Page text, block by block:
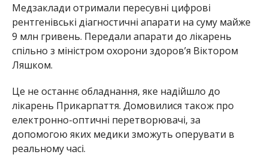
Медзаклади отримали пересувні цифрові
рентгенівські діагностичні апарати на суму майже
9 млн гривень. Передали апарати до лікарень
спільно з міністром охорони здоров’я Віктором
Ляшком.
Це не останнє обладнання, яке надійшло до
лікарень Прикарпаття. Домовилися також про
електронно-оптичні перетворювачі, за
допомогою яких медики зможуть оперувати в
реальному часі.